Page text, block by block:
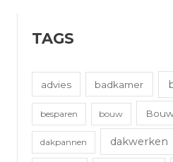
TAGS
advies badkamer
besparen bouw
dakpannen dakwerken